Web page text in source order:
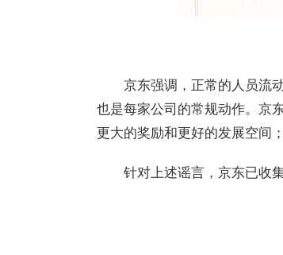
京东强调，正常的人员流
也是每家公司的常规动作。京
更大的奖励和更好的发展空间
针对上述谣言，京东已收